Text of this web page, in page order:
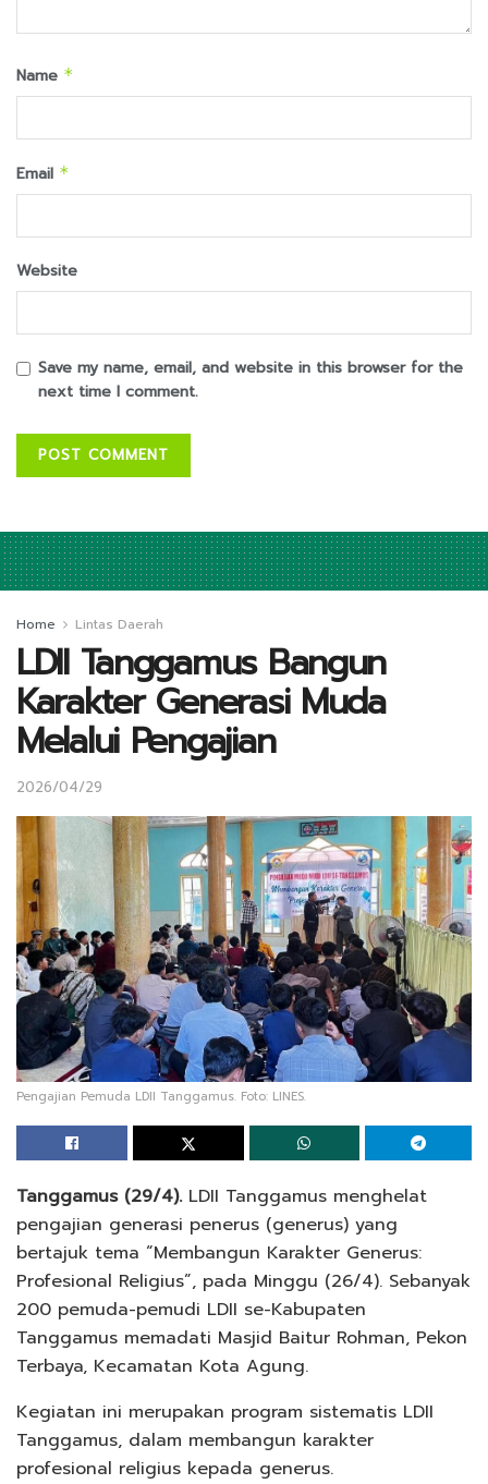
Name *
Email *
Website
Save my name, email, and website in this browser for the
next time I comment.
Home Lintas Daerah
LDII Tanggamus Bangun
Karakter Generasi Muda
Melalui Pengajian
2026/04/29
Pengajian Pemuda LDII Tanggamus. Foto: LINES.
Tanggamus (29/4).LDII Tanggamus menghelat
pengajian generasi penerus (generus) yang
bertajuk tema “Membangun Karakter Generus:
Profesional Religius”, pada Minggu (26/4). Sebanyak
200 pemuda-pemudi LDII se-Kabupaten
Tanggamus memadati Masjid Baitur Rohman, Pekon
Terbaya, Kecamatan Kota Agung.
Kegiatan ini merupakan program sistematis LDII
Tanggamus, dalam membangun karakter
profesional religius kepada generus.